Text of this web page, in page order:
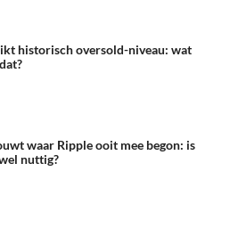
historisch oversold-niveau: wat
waar Ripple ooit mee begon: is
nuttig?